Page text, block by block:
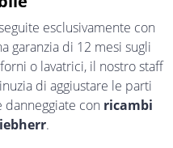
esclusivamente con
garanzia di 12 mesi sugli
o lavatrici, il nostro staff
di aggiustare le parti
con ricambi
.